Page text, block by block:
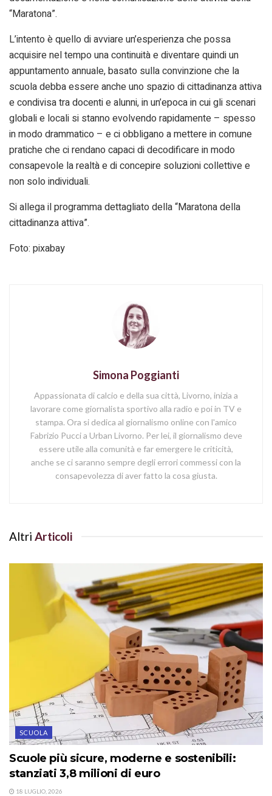
“Maratona”.
L’intento è quello di avviare un’esperienza che possa
acquisire nel tempo una continuità e diventare quindi un
appuntamento annuale, basato sulla convinzione che la
scuola debba essere anche uno spazio di cittadinanza attiva
e condivisa tra docenti e alunni, in un’epoca in cui gli scenari
globali e locali si stanno evolvendo rapidamente – spesso
in modo drammatico – e ci obbligano a mettere in comune
pratiche che ci rendano capaci di decodificare in modo
consapevole la realtà e di concepire soluzioni collettive e
non solo individuali.
Si allega il programma dettagliato della “Maratona della
cittadinanza attiva”.
Foto: pixabay
Simona Poggianti
Appassionata di calcio e della sua città, Livorno, inizia a
lavorare come giornalista sportivo alla radio e poi in TV e
stampa. Ora si dedica al giornalismo online con l'amico
Fabrizio Pucci a Urban Livorno. Per lei, il giornalismo deve
essere utile alla comunità e far emergere le criticità,
anche se ci saranno sempre degli errori commessi con la
consapevolezza di aver fatto la cosa giusta.
Altri Articoli
SCUOLA
Scuole più sicure, moderne e sostenibili:
stanziati 3,8 milioni di euro
18 LUGLIO, 2026